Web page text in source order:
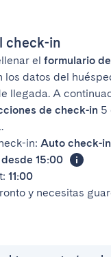
check-in
el formulario
los datos del
llegada. A
de check-in 5
in: Auto check-in
desde 15:00
11:00
y necesitas